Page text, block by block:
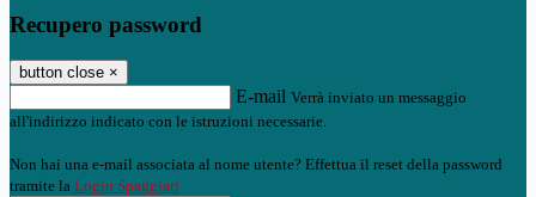
Recupero password
button close ×
E-mail Verrà inviato un messaggio
all'indirizzo indicato con le istruzioni necessarie.
Non hai una e-mail associata al nome utente? Effettua il reset della password
tramite la Login Spaggiari